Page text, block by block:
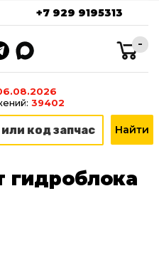
+7 929 9195313
-
39402
гидроблока